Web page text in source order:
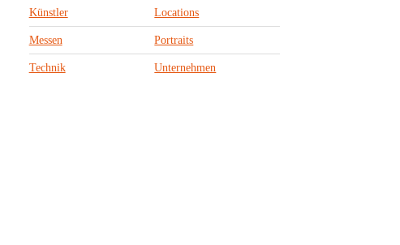
Künstler Locations
Messen Portraits
Technik Unternehmen